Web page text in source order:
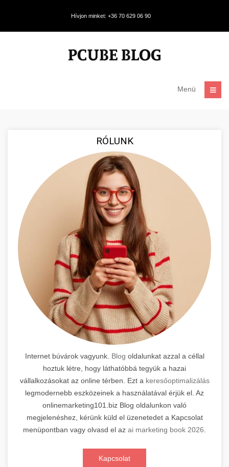
Hívjon minket: +36 70 629 06 90
Menü
RÓLUNK
Internet búvárok vagyunk. Blog oldalunkat azzal a céllal
hoztuk létre, hogy láthatóbbá tegyük a hazai
vállalkozásokat az online térben. Ezt a keresőoptimalizálás
legmodernebb eszközeinek a használatával érjük el. Az
onlinemarketing101.biz Blog oldalunkon való
megjelenéshez, kérünk küld el üzenetedet a Kapcsolat
menüpontban vagy olvasd el az ai marketing book 2026
Kapcsolat